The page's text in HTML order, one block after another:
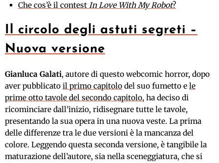
Che cos’è il contest In Love With My Robot?
Il circolo degli astuti segreti –
Nuova versione
Gianluca Galati, autore di questo webcomic horror, dopo
aver pubblicato il primo capitolo del suo fumetto e le
prime otto tavole del secondo capitolo, ha deciso di
ricominciare dall’inizio, ridisegnare tutte le tavole,
presentando la sua opera in una nuova veste. La prima
delle differenze tra le due versioni è la mancanza del
colore. Leggendo questa seconda versione, è tangibile la
maturazione dell’autore, sia nella sceneggiatura, che si